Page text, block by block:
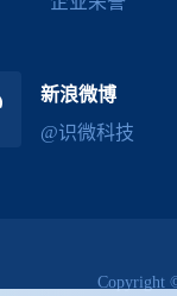
新浪微博
@识微科技
Copyright